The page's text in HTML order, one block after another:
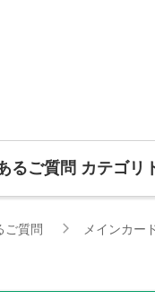
るご質問 カテゴリ
ご質問 メインカー